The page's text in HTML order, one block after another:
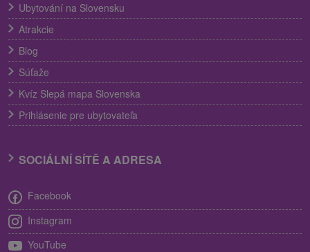
Ubytování na Slovensku
Atrakcie
Blog
Súťaže
Kvíz Slepá mapa Slovenska
Prihlásenie pre ubytovateľa
SOCIÁLNÍ SÍTĚ A ADRESA
Facebook
Instagram
YouTube